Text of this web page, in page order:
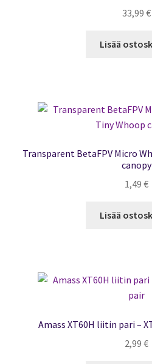
33,99 €
Lisää
Transparent BetaFPV Micro
canopy
1,49 €
Lisää
Amass XT60H liitin pari –
2,99 €